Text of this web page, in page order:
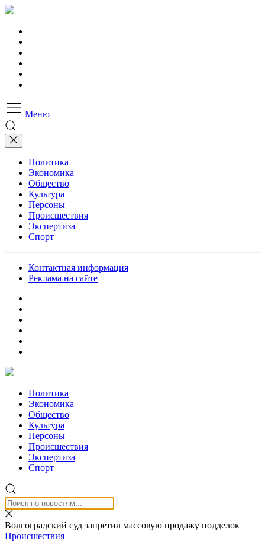
Меню
Политика
Экономика
Общество
Культура
Персоны
Происшествия
Экспертиза
Спорт
Контактная информация
Реклама на сайте
Политика
Экономика
Общество
Культура
Персоны
Происшествия
Экспертиза
Спорт
Волгоградский суд запретил массовую продажу подделок
Происшествия